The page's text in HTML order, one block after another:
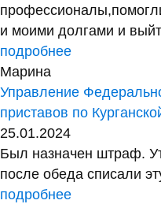
и моими долгами и
подробнее
Марина
Управление
приставов по
25.01.2024
Был назначен штраф.
после обеда списали
подробнее